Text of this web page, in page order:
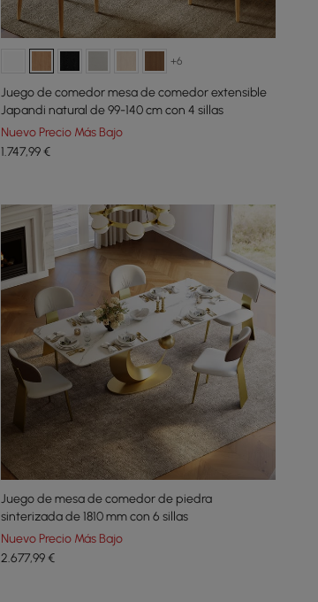
+6
Juego de comedor mesa de comedor extensible
Japandi natural de 99-140 cm con 4 sillas
Nuevo Precio Más Bajo
1.747,99€
Juego de mesa de comedor de piedra
sinterizada de 1810 mm con 6 sillas
Nuevo Precio Más Bajo
2.677,99€